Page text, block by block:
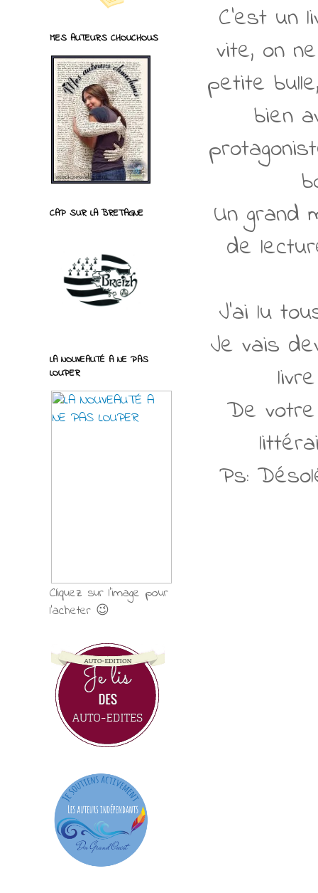
C'est un
vite, on
petite
bien
Un grand
de
J'ai lu
Je vais
De
Ps:
MES AUTEURS CHOUCHOUS
CAP SUR LA BRETAGNE
LA NOUVEAUTÉ A NE PAS
LOUPER
Cliquez sur l'image pour
l'acheter 😉